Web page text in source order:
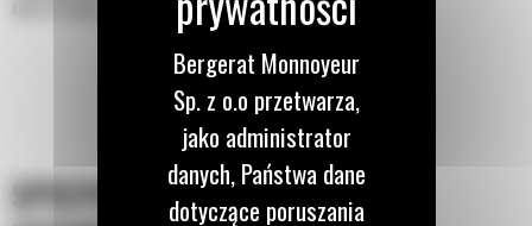
Łyżka do węgla o zwiększonej wydajności
SPECYFIKACJA
Bergerat Monnoyeur
Sp. z o.o przetwarza,
jako administrator
danych, Państwa dane
dotyczące poruszania